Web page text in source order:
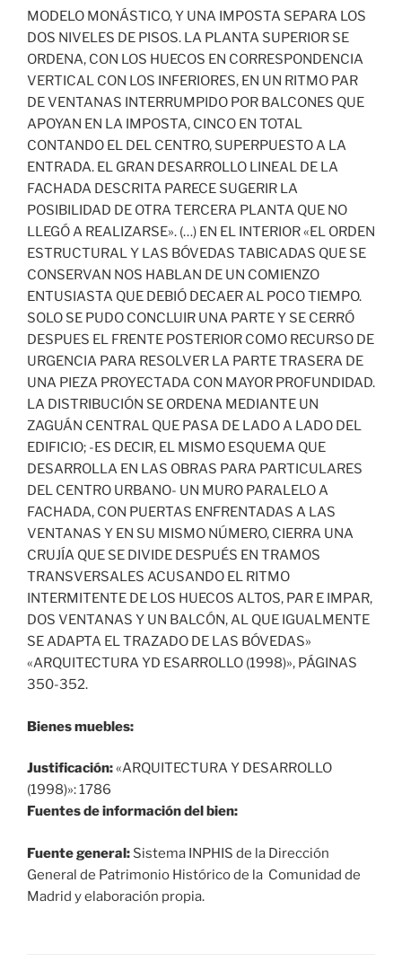
MODELO MONÁSTICO, Y UNA IMPOSTA SEPARA LOS
DOS NIVELES DE PISOS. LA PLANTA SUPERIOR SE
ORDENA, CON LOS HUECOS EN CORRESPONDENCIA
VERTICAL CON LOS INFERIORES, EN UN RITMO PAR
DE VENTANAS INTERRUMPIDO POR BALCONES QUE
APOYAN EN LA IMPOSTA, CINCO EN TOTAL
CONTANDO EL DEL CENTRO, SUPERPUESTO A LA
ENTRADA. EL GRAN DESARROLLO LINEAL DE LA
FACHADA DESCRITA PARECE SUGERIR LA
POSIBILIDAD DE OTRA TERCERA PLANTA QUE NO
LLEGÓ A REALIZARSE». (…) EN EL INTERIOR «EL ORDEN
ESTRUCTURAL Y LAS BÓVEDAS TABICADAS QUE SE
CONSERVAN NOS HABLAN DE UN COMIENZO
ENTUSIASTA QUE DEBIÓ DECAER AL POCO TIEMPO.
SOLO SE PUDO CONCLUIR UNA PARTE Y SE CERRÓ
DESPUES EL FRENTE POSTERIOR COMO RECURSO DE
URGENCIA PARA RESOLVER LA PARTE TRASERA DE
UNA PIEZA PROYECTADA CON MAYOR PROFUNDIDAD.
LA DISTRIBUCIÓN SE ORDENA MEDIANTE UN
ZAGUÁN CENTRAL QUE PASA DE LADO A LADO DEL
EDIFICIO; -ES DECIR, EL MISMO ESQUEMA QUE
DESARROLLA EN LAS OBRAS PARA PARTICULARES
DEL CENTRO URBANO- UN MURO PARALELO A
FACHADA, CON PUERTAS ENFRENTADAS A LAS
VENTANAS Y EN SU MISMO NÚMERO, CIERRA UNA
CRUJÍA QUE SE DIVIDE DESPUÉS EN TRAMOS
TRANSVERSALES ACUSANDO EL RITMO
INTERMITENTE DE LOS HUECOS ALTOS, PAR E IMPAR,
DOS VENTANAS Y UN BALCÓN, AL QUE IGUALMENTE
SE ADAPTA EL TRAZADO DE LAS BÓVEDAS»
«ARQUITECTURA YD ESARROLLO (1998)», PÁGINAS
350-352.
Bienes muebles:
Justificación:«ARQUITECTURA Y DESARROLLO
(1998)»: 1786
Fuentes de información del bien:
Fuente general: Sistema INPHIS de la Dirección
General de Patrimonio Histórico de la Comunidad de
Madrid y elaboración propia.